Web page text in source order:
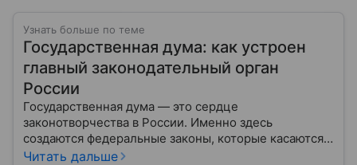
Узнать больше по теме
Государственная дума: как устроен
главный законодательный орган
России
Государственная дума — это сердце
законотворчества в России. Именно здесь
создаются федеральные законы, которые касаются
жизни каждого гражданина: от образования и
Читать дальше